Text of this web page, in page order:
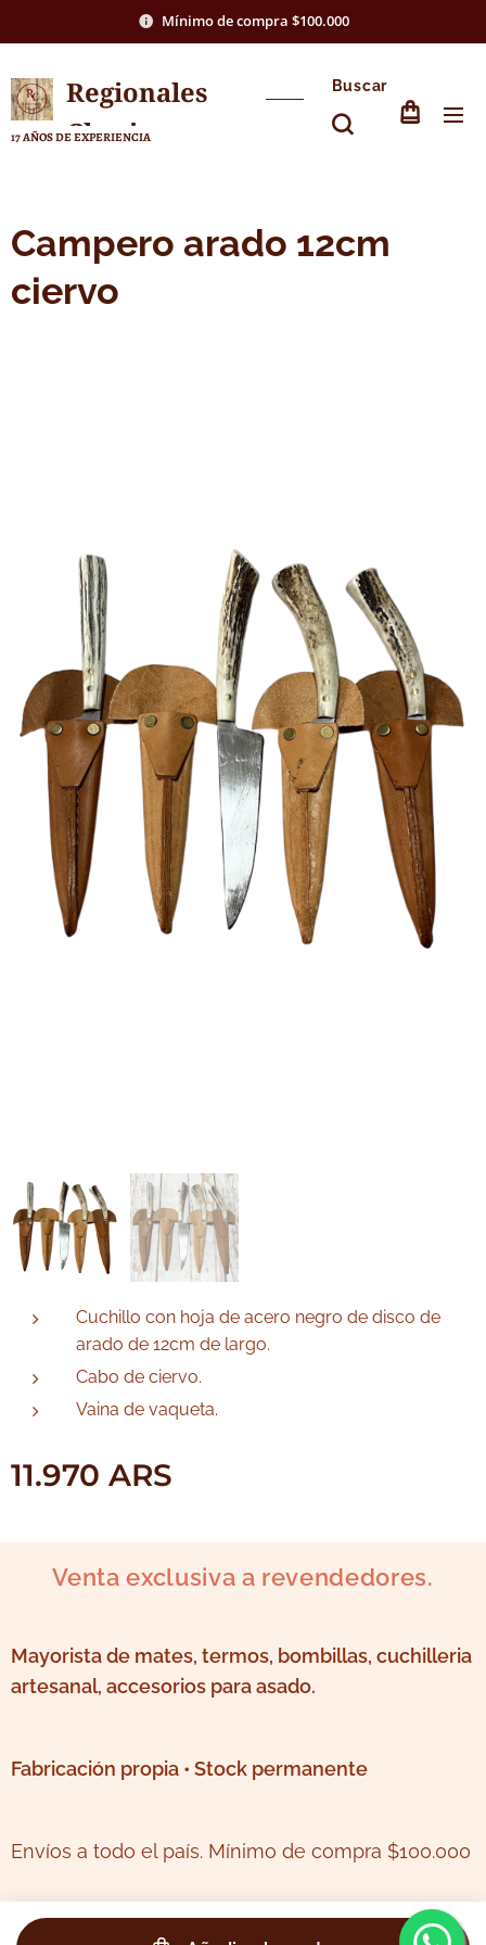
Mínimo de compra $100.000
Regionales
Chasico
17 AÑOS DE EXPERIENCIA
Buscar
Campero arado 12cm
ciervo
Cuchillo con hoja de acero negro de disco de
arado de 12cm de largo.
Cabo de ciervo.
Vaina de vaqueta.
11.970 ARS
Venta exclusiva a revendedores.
Mayorista de mates, termos, bombillas, cuchilleria
artesanal, accesorios para asado.
Fabricación propia • Stock permanente
Envíos a todo el país. Mínimo de compra $100.000